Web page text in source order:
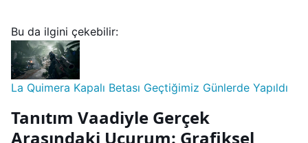
Bu da ilgini çekebilir:
La Quimera Kapalı Betası Geçtiğimiz Günlerde Yapıldı
Tanıtım Vaadiyle Gerçek
Arasındaki Uçurum: Grafiksel